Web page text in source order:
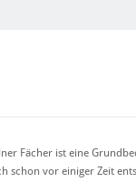
Fächer ist eine
schon vor einiger Zeit